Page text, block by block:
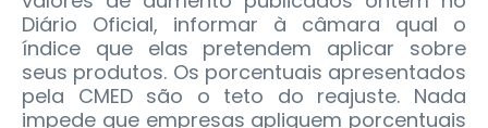
Diário Oficial, informar à câmara qual o
índice que elas pretendem aplicar sobre
seus produtos. Os porcentuais apresentados
pela CMED são o teto do reajuste. Nada
impede que empresas apliquem porcentuais